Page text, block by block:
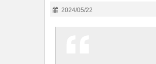
2024/05/22